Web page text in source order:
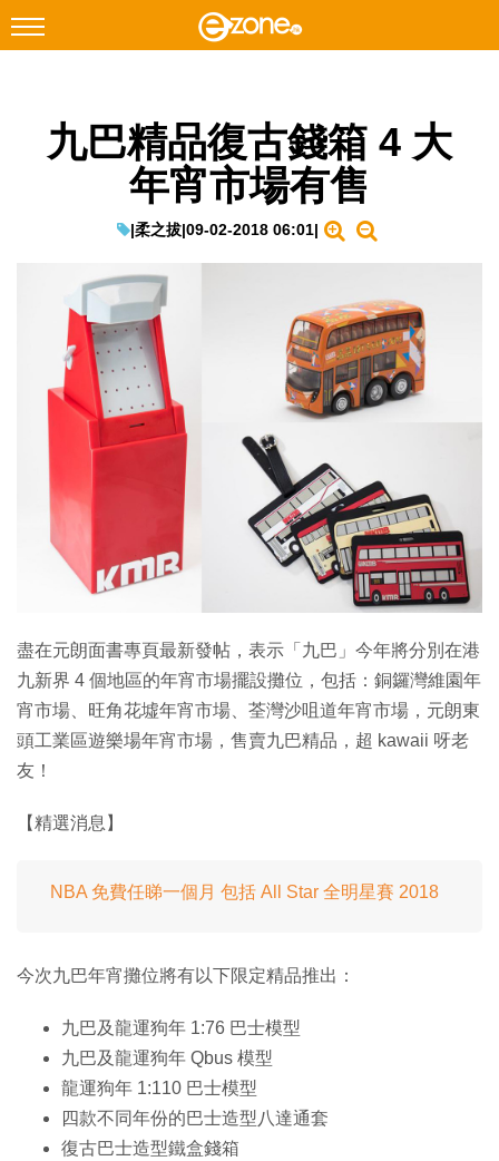
Facebook Instagram
教學評測
EduTech
IT Times
生成式AI與雲端應用
Enterprise Digital Transformation
九巴精品復古錢箱 4 大
年宵市場有售
|柔之拔|09-02-2018 06:01|
盡在元朗面書專頁最新發帖，表示「九巴」今年將分別在港
九新界 4 個地區的年宵市場擺設攤位，包括：銅鑼灣維園年
宵市場、旺角花墟年宵市場、荃灣沙咀道年宵市場，元朗東
頭工業區遊樂場年宵市場，售賣九巴精品，超 kawaii 呀老
友！
【精選消息】
NBA 免費任睇一個月 包括 All Star 全明星賽 2018
今次九巴年宵攤位將有以下限定精品推出：
九巴及龍運狗年 1:76 巴士模型
九巴及龍運狗年 Qbus 模型
龍運狗年 1:110 巴士模型
四款不同年份的巴士造型八達通套
復古巴士造型鐵盒錢箱